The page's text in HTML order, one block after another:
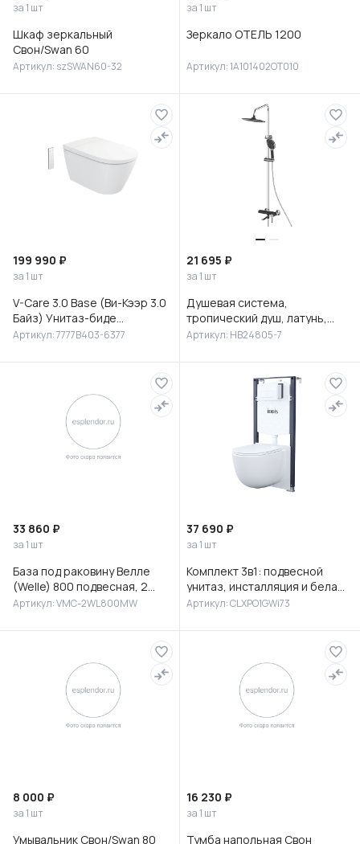
за 1 шт
Шкаф зеркальный
Свон/Swan 60
Артикул: szSWAN60-32
за 1 шт
Зеркало ОТЕЛЬ 1200
Артикул: 1A101402OT010
199 990 ₽
за 1 шт
V-Care 3.0 Base (Ви-Кээр 3.0
Байз) Унитаз-биде
подвесной, 7777B403-6377
Артикул: 7777B403-6377
21 695 ₽
за 1 шт
Душевая система,
тропический душ, латунь,
черный/хром, HB24805-7
Артикул: HB24805-7
33 860 ₽
за 1 шт
База под раковину Велле
(Welle) 800 подвесная, 2
выкатных ящика микролифт,
Артикул: VMC-2WL800MW
37 690 ₽
за 1 шт
Комплект 3в1: подвесной
унитаз, инсталляция и белая
клавиша смыва, Клауд Икс
Артикул: CLXPO1GWi73
8 000 ₽
за 1 шт
Умывальник Свон/Swan 80
16 230 ₽
за 1 шт
Тумба напольная Свон